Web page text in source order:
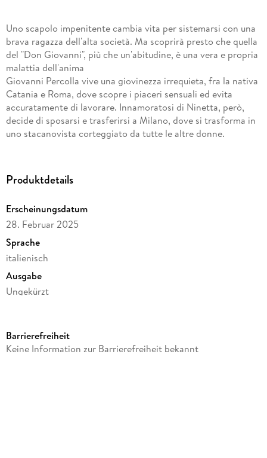
Uno scapolo impenitente cambia vita per sistemarsi con una
brava ragazza dell'alta società. Ma scoprirà presto che quella
del "Don Giovanni", più che un'abitudine, è una vera e propria
malattia dell'anima
Giovanni Percolla vive una giovinezza irrequieta, fra la nativa
Catania e Roma, dove scopre i piaceri sensuali ed evita
accuratamente di lavorare. Innamoratosi di Ninetta, però,
decide di sposarsi e trasferirsi a Milano, dove si trasforma in
uno stacanovista corteggiato da tutte le altre donne.
Produktdetails
Erscheinungsdatum
28. Februar 2025
Sprache
italienisch
Ausgabe
Ungekürzt
Laufzeit
Barrierefreiheit
Keine Information zur Barrierefreiheit bekannt